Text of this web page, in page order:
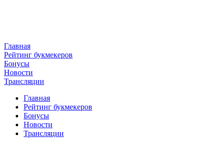
Главная
Рейтинг букмекеров
Бонусы
Новости
Трансляции
Главная
Рейтинг букмекеров
Бонусы
Новости
Трансляции